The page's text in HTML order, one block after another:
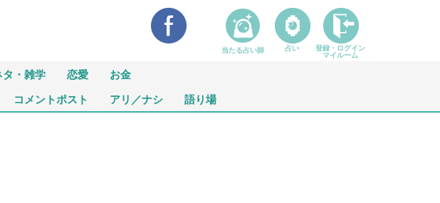
タ・雑学 恋愛 お金
コメントポスト アリ／ナシ 語り場
当たる占い師 占い
登録・ログイン
マイルーム